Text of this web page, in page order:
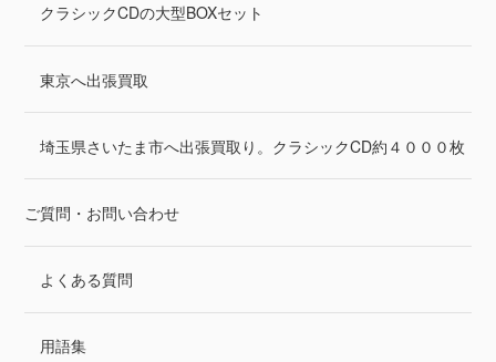
クラシックCDの大型BOXセット
東京へ出張買取
埼玉県さいたま市へ出張買取り。クラシックCD約４０００枚
ご質問・お問い合わせ
よくある質問
用語集